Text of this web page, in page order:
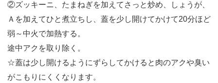
②ズッキーニ、たまねぎを加えてさっと炒め、しょうが、
Ａを加えてひと煮立ちし、蓋を少し開けてかけて20分ほど
弱～中火で加熱する。
途中アクを取り除く。
☆蓋は少し開けるようにずらしてかけると肉のアクや臭い
がこもりにくくなります。